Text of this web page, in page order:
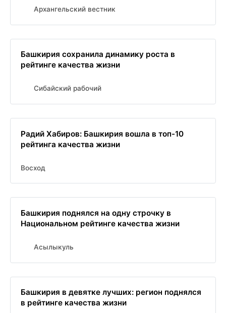
Архангельский вестник
Башкирия сохранила динамику роста в
рейтинге качества жизни
Сибайский рабочий
Радий Хабиров: Башкирия вошла в топ-10
рейтинга качества жизни
Восход
Башкирия поднялся на одну строчку в
Национальном рейтинге качества жизни
Асылыкуль
Башкирия в девятке лучших: регион поднялся
в рейтинге качества жизни